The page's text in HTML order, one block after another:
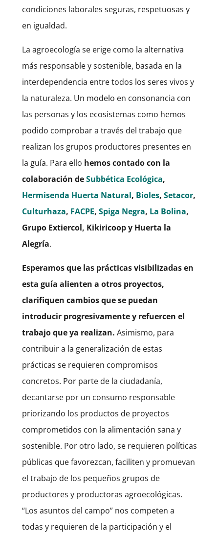
condiciones laborales seguras, respetuosas y
en igualdad.
La agroecología se erige como la alternativa
más responsable y sostenible, basada en la
interdependencia entre todos los seres vivos y
la naturaleza. Un modelo en consonancia con
las personas y los ecosistemas como hemos
podido comprobar a través del trabajo que
realizan los grupos productores presentes en
la guía. Para ello hemos contado con la
colaboración deSubbética Ecológica,
Hermisenda Huerta Natural, Bioles, Setacor,
Culturhaza, FACPE, Spiga Negra, La Bolina,
Grupo Extiercol, Kikiricoop y Huerta la
Alegría.
Esperamos que las prácticas visibilizadas en
esta guía alienten a otros proyectos,
clarifiquen cambios que se puedan
introducir progresivamente y refuercen el
trabajo que ya realizan. Asimismo, para
contribuir a la generalización de estas
prácticas se requieren compromisos
concretos. Por parte de la ciudadanía,
decantarse por un consumo responsable
priorizando los productos de proyectos
comprometidos con la alimentación sana y
sostenible. Por otro lado, se requieren políticas
públicas que favorezcan, faciliten y promuevan
el trabajo de los pequeños grupos de
productores y productoras agroecológicas.
“Los asuntos del campo” nos competen a
todas y requieren de la participación y el